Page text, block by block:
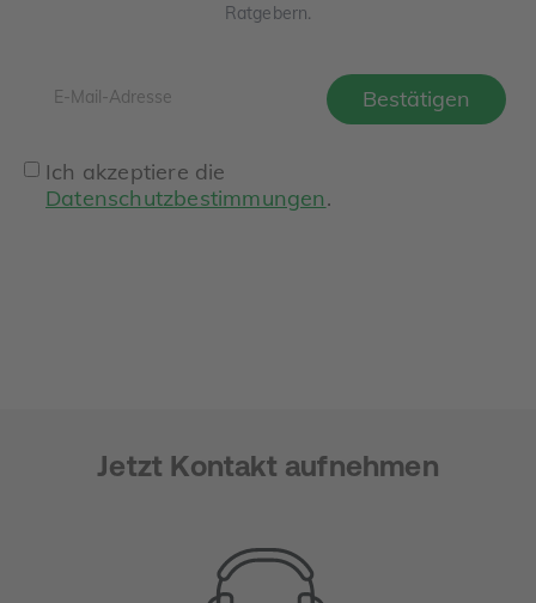
Ratgebern.
Ich akzeptiere die
Datenschutzbestimmungen.
Jetzt Kontakt aufnehmen